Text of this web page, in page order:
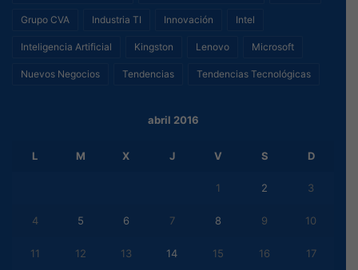
Grupo CVA Industria TI Innovación Intel
Inteligencia Artificial Kingston Lenovo Microsoft
Nuevos Negocios Tendencias Tendencias Tecnológicas
abril 2016
L M X J V S D
1 2 3
4 5 6 7 8 9 10
11 12 13 14 15 16 17